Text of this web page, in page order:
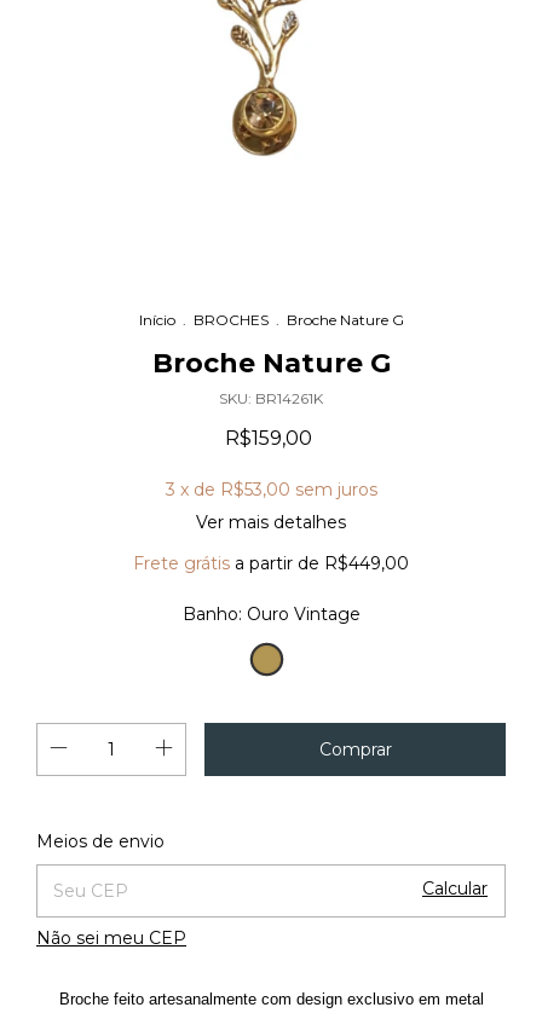
Início BROCHES Broche Nature G
Broche Nature G
SKU: BR14261K
R$159,00
3 x de R$53,00 sem juros
Ver mais detalhes
Frete grátis a partir de R$449,00
Banho: Ouro Vintage
Ouro
Vintage
Entregas para o CEP:
Meios de envio
Calcular
Não sei meu CEP
Broche feito artesanalmente com design exclusivo em metal